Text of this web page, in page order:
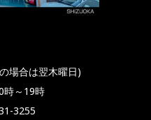
場合は翌木曜日)
～19時
3255